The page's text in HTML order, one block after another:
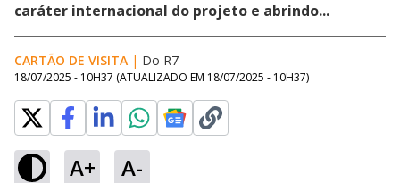
caráter internacional do projeto e abrindo...
CARTÃO DE VISITA | Do R7
18/07/2025 - 10H37 (ATUALIZADO EM 18/07/2025 - 10H37)
A+ A-